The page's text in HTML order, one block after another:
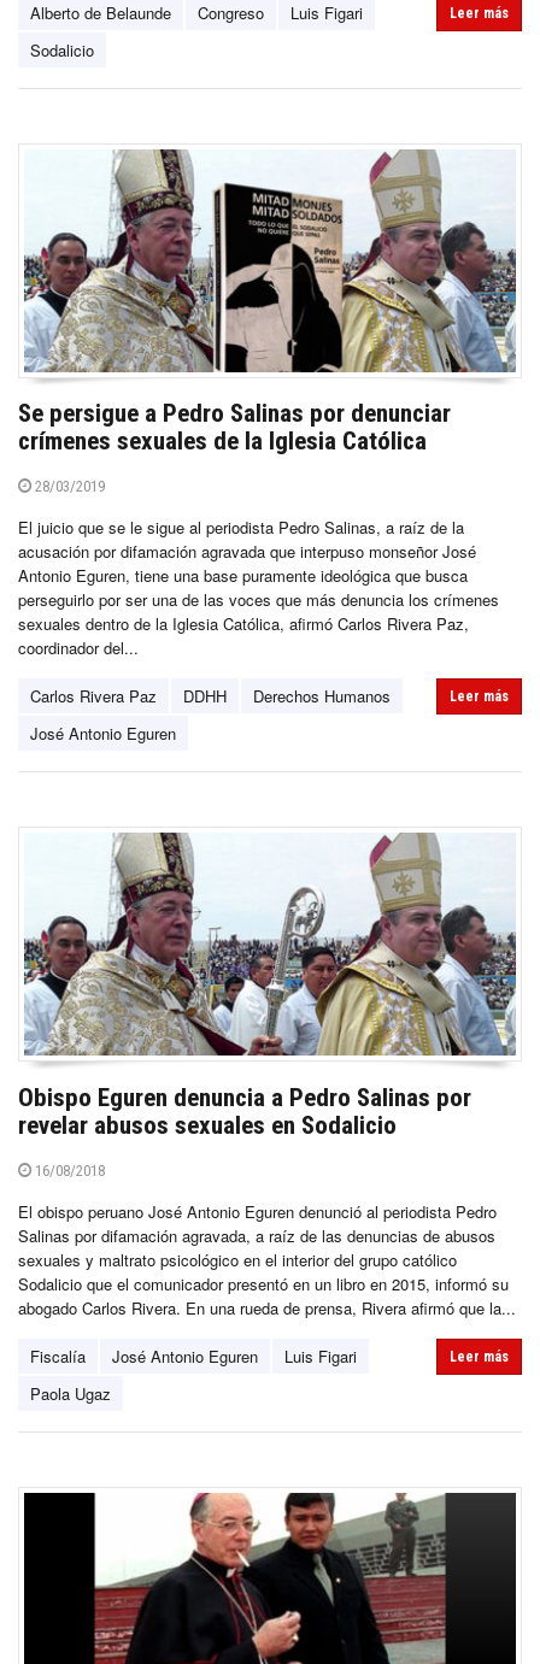
Alberto de Belaunde Congreso
Luis Figari
Sodalicio
Leer más
Se persigue a Pedro Salinas por denunciar
crímenes sexuales de la Iglesia Católica
28/03/2019
El juicio que se le sigue al periodista Pedro Salinas, a raíz de la
acusación por difamación agravada que interpuso monseñor José
Antonio Eguren, tiene una base puramente ideológica que busca
perseguirlo por ser una de las voces que más denuncia los crímenes
sexuales dentro de la Iglesia Católica, afirmó Carlos Rivera Paz,
coordinador del...
Carlos Rivera Paz DDHH
Derechos Humanos
José Antonio Eguren
Leer más
Obispo Eguren denuncia a Pedro Salinas por
revelar abusos sexuales en Sodalicio
16/08/2018
El obispo peruano José Antonio Eguren denunció al periodista Pedro
Salinas por difamación agravada, a raíz de las denuncias de abusos
sexuales y maltrato psicológico en el interior del grupo católico
Sodalicio que el comunicador presentó en un libro en 2015, informó su
abogado Carlos Rivera. En una rueda de prensa, Rivera afirmó que la...
Fiscalía José Antonio Eguren
Luis Figari
Paola Ugaz
Leer más